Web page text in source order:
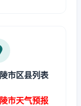
市区县列表
市天气预报